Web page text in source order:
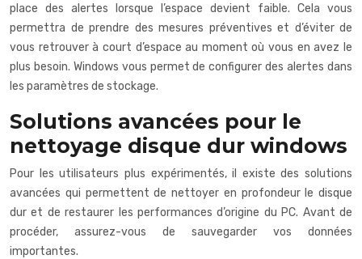
place des alertes lorsque l’espace devient faible. Cela vous
permettra de prendre des mesures préventives et d’éviter de
vous retrouver à court d’espace au moment où vous en avez le
plus besoin. Windows vous permet de configurer des alertes dans
les paramètres de stockage.
Solutions avancées pour le
nettoyage disque dur windows
Pour les utilisateurs plus expérimentés, il existe des solutions
avancées qui permettent de nettoyer en profondeur le disque
dur et de restaurer les performances d’origine du PC. Avant de
procéder, assurez-vous de sauvegarder vos données
importantes.